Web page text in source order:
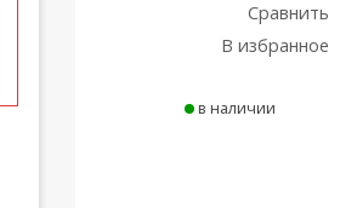
Сравнить
В избранное
в наличии